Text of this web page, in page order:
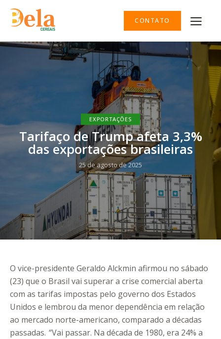
CONTATO
EXPORTAÇÕES
Tarifaço de Trump afeta 3,3%
das exportações brasileiras
25 de agosto de 2025
O vice-presidente Geraldo Alckmin afirmou no sábado
(23) que o Brasil vai superar a crise comercial aberta
com as tarifas impostas pelo governo dos Estados
Unidos e lembrou da menor dependência em relação
ao mercado norte-americano, comparado a décadas
passadas. “Vai passar. Na década de 1980, era 24% a